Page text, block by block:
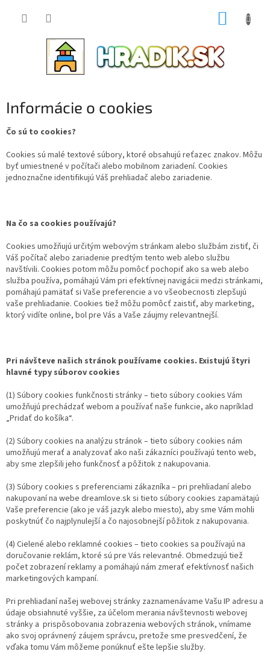
Informácie o cookies
Čo sú to cookies?
Cookies sú malé textové súbory, ktoré obsahujú reťazec znakov. Môžu
byť umiestnené v počítači alebo mobilnom zariadení. Cookies
jednoznačne identifikujú Váš prehliadač alebo zariadenie.
Na čo sa cookies používajú?
Cookies umožňujú určitým webovým stránkam alebo službám zistiť, či
Váš počítač alebo zariadenie predtým tento web alebo službu
navštívili. Cookies potom môžu pomôcť pochopiť ako sa web alebo
služba používa, pomáhajú Vám pri efektívnej navigácii medzi stránkami,
pomáhajú pamätať si Vaše preferencie a vo všeobecnosti zlepšujú
vaše prehliadanie. Cookies tiež môžu pomôcť zaistiť, aby marketing,
ktorý vidíte online, bol pre Vás a Vaše záujmy relevantnejší.
Pri návšteve našich stránok používame cookies. Existujú štyri
hlavné typy súborov cookies
(1) Súbory cookies funkčnosti stránky – tieto súbory cookies Vám
umožňujú prechádzať webom a používať naše funkcie, ako napríklad
„Pridať do košíka“.
(2) Súbory cookies na analýzu stránok – tieto súbory cookies nám
umožňujú merať a analyzovať ako naši zákazníci používajú tento web,
aby sme zlepšili jeho funkčnosť a pôžitok z nakupovania.
(3) Súbory cookies s preferenciami zákazníka – pri prehliadaní alebo
nakupovaní na webe dreamlove.sk si tieto súbory cookies zapamätajú
Vaše preferencie (ako je váš jazyk alebo miesto), aby sme Vám mohli
poskytnúť čo najplynulejší a čo najosobnejší pôžitok z nakupovania.
(4) Cielené alebo reklamné cookies – tieto cookies sa používajú na
doručovanie reklám, ktoré sú pre Vás relevantné. Obmedzujú tiež
počet zobrazení reklamy a pomáhajú nám zmerať efektívnosť našich
marketingových kampaní.
Pri prehliadaní našej webovej stránky zaznamenávame Vašu IP adresu a
údaje obsiahnuté vyššie, za účelom merania návštevnosti webovej
stránky a prispôsobovania zobrazenia webových stránok, vnímame
ako svoj oprávnený záujem správcu, pretože sme presvedčení, že
vďaka tomu Vám môžeme ponúknuť ešte lepšie služby.